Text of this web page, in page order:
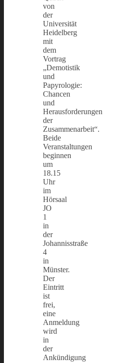
von
der
Universität
Heidelberg
mit
dem
Vortrag
„Demotistik
und
Papyrologie:
Chancen
und
Herausforderungen
der
Zusammenarbeit“.
Beide
Veranstaltungen
beginnen
um
18.15
Uhr
im
Hörsaal
JO
1
in
der
Johannisstraße
4
in
Münster.
Der
Eintritt
ist
frei,
eine
Anmeldung
wird
in
der
Ankündigung